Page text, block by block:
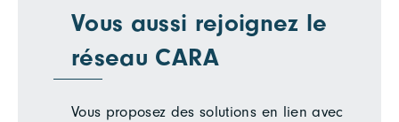
Vous aussi rejoignez le
réseau CARA
Vous proposez des solutions en lien avec